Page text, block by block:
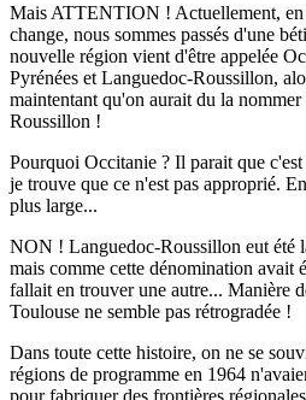
Mais ATTENTION ! Actuellement, en
change, nous sommes passés d'une
nouvelle région vient d'être appelée
Pyrénées et Languedoc-Roussillon,
maintentant qu'on aurait du la
Roussillon !
Pourquoi Occitanie ? Il parait que
je trouve que ce n'est pas approprié.
plus large...
NON ! Languedoc-Roussillon eut été
mais comme cette dénomination avait
fallait en trouver une autre... Manière
Toulouse ne semble pas rétrogradée !
Dans toute cette histoire, on ne se
régions de programme en 1964
pour fabriquer des frontières